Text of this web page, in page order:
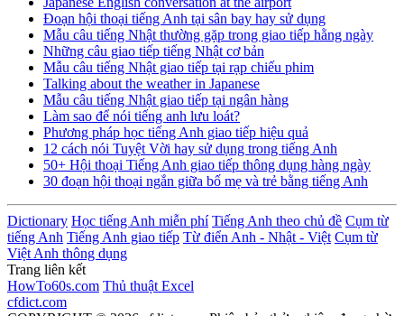
Đoạn hội thoại tiếng Anh tại sân bay hay sử dụng
Mẫu câu tiếng Nhật thường gặp trong giao tiếp hằng ngày
Những câu giao tiếp tiếng Nhật cơ bản
Mẫu câu tiếng Nhật giao tiếp tại rạp chiếu phim
Talking about the weather in Japanese
Mẫu câu tiếng Nhật giao tiếp tại ngân hàng
Làm sao để nói tiếng anh lưu loát?
Phương pháp học tiếng Anh giao tiếp hiệu quả
12 cách nói Tuyệt Vời hay sử dụng trong tiếng Anh
50+ Hội thoại Tiếng Anh giao tiếp thông dụng hàng ngày
30 đoạn hội thoại ngắn giữa bố mẹ và trẻ bằng tiếng Anh
Dictionary Học tiếng Anh miễn phí Tiếng Anh theo chủ đề Cụm từ
tiếng Anh Tiếng Anh giao tiếp Từ điển Anh - Nhật - Việt Cụm từ
Việt Anh thông dụng
Trang liên kết
HowTo60s.com Thủ thuật Excel
cfdict.com